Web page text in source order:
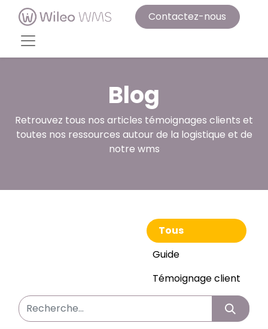
Contactez-nous
Blog
Retrouvez tous nos articles témoignages clients et
toutes nos ressources autour de la logistique et de
notre wms
Tous
Guide
Témoignage client